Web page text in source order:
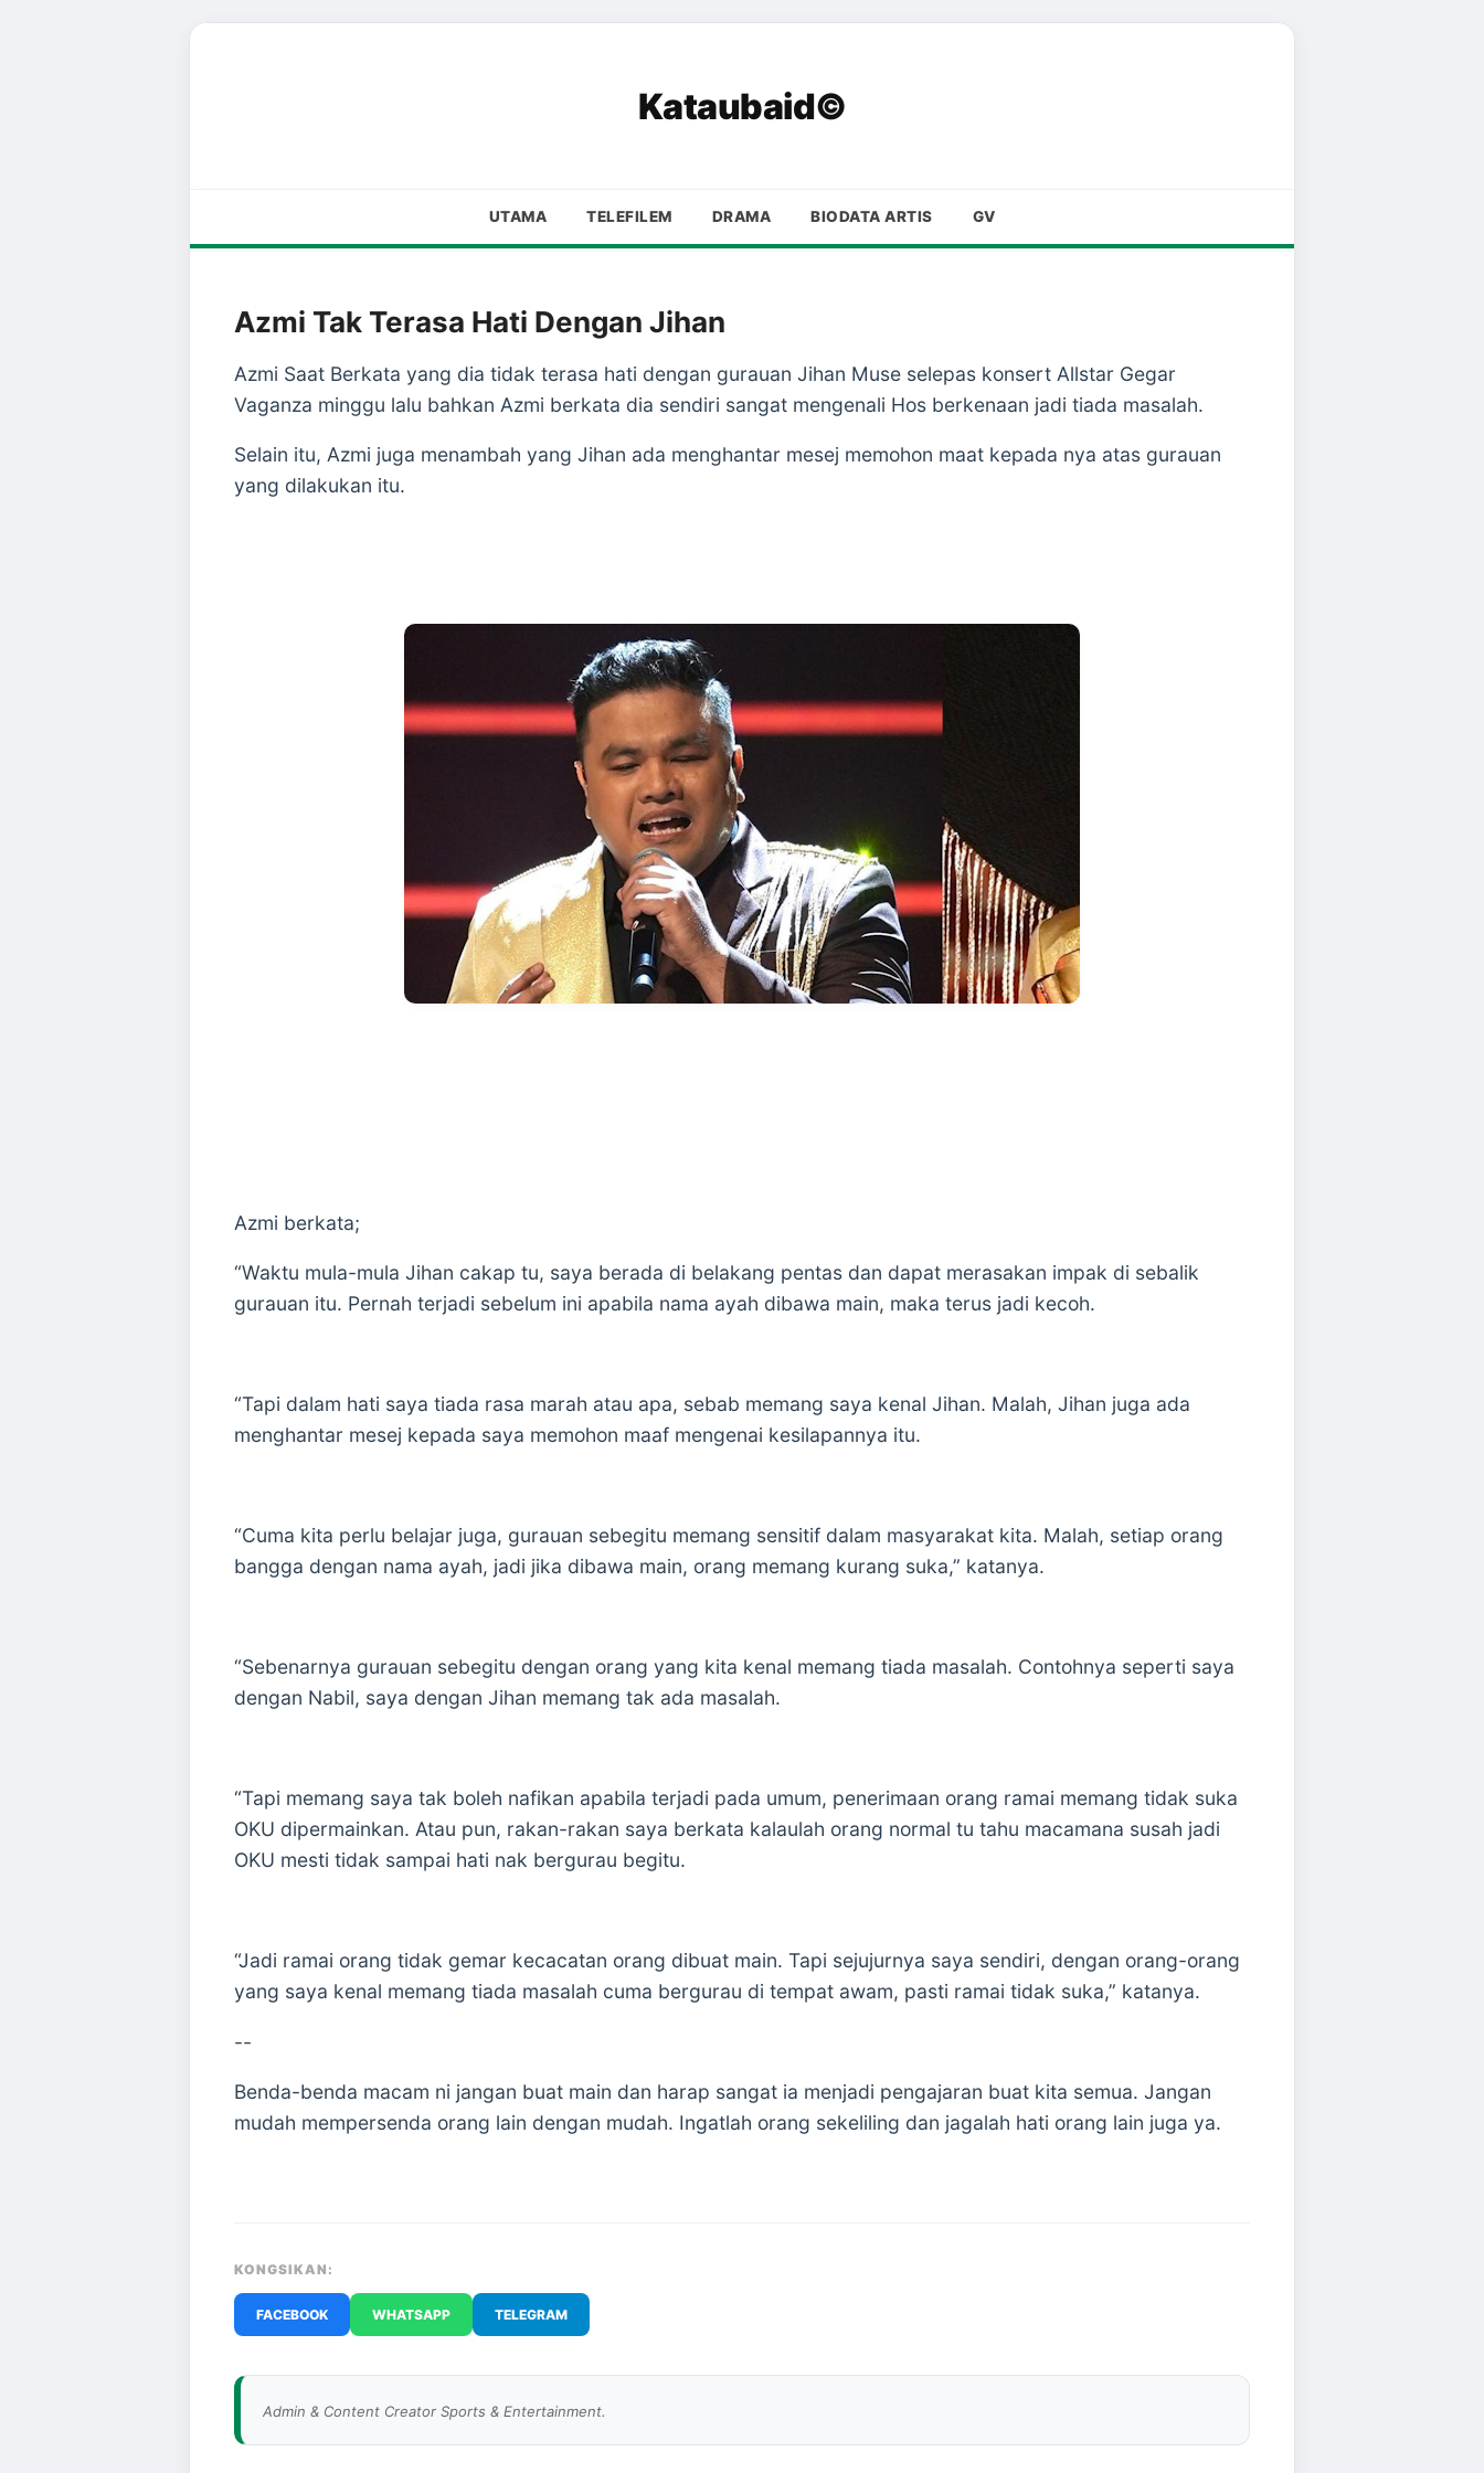
Kataubaid©
UTAMA TELEFILEM DRAMA BIODATA ARTIS GV
Azmi Tak Terasa Hati Dengan Jihan
Azmi Saat Berkata yang dia tidak terasa hati dengan gurauan Jihan Muse selepas konsert Allstar Gegar
Vaganza minggu lalu bahkan Azmi berkata dia sendiri sangat mengenali Hos berkenaan jadi tiada masalah.
Selain itu, Azmi juga menambah yang Jihan ada menghantar mesej memohon maat kepada nya atas gurauan
yang dilakukan itu.
Azmi berkata;
“Waktu mula-mula Jihan cakap tu, saya berada di belakang pentas dan dapat merasakan impak di sebalik
gurauan itu. Pernah terjadi sebelum ini apabila nama ayah dibawa main, maka terus jadi kecoh.
“Tapi dalam hati saya tiada rasa marah atau apa, sebab memang saya kenal Jihan. Malah, Jihan juga ada
menghantar mesej kepada saya memohon maaf mengenai kesilapannya itu.
“Cuma kita perlu belajar juga, gurauan sebegitu memang sensitif dalam masyarakat kita. Malah, setiap orang
bangga dengan nama ayah, jadi jika dibawa main, orang memang kurang suka,” katanya.
“Sebenarnya gurauan sebegitu dengan orang yang kita kenal memang tiada masalah. Contohnya seperti saya
dengan Nabil, saya dengan Jihan memang tak ada masalah.
“Tapi memang saya tak boleh nafikan apabila terjadi pada umum, penerimaan orang ramai memang tidak suka
OKU dipermainkan. Atau pun, rakan-rakan saya berkata kalaulah orang normal tu tahu macamana susah jadi
OKU mesti tidak sampai hati nak bergurau begitu.
“Jadi ramai orang tidak gemar kecacatan orang dibuat main. Tapi sejujurnya saya sendiri, dengan orang-orang
yang saya kenal memang tiada masalah cuma bergurau di tempat awam, pasti ramai tidak suka,” katanya.
--
Benda-benda macam ni jangan buat main dan harap sangat ia menjadi pengajaran buat kita semua. Jangan
mudah mempersenda orang lain dengan mudah. Ingatlah orang sekeliling dan jagalah hati orang lain juga ya.
KONGSIKAN:
FACEBOOK WHATSAPP TELEGRAM
Admin & Content Creator Sports & Entertainment.